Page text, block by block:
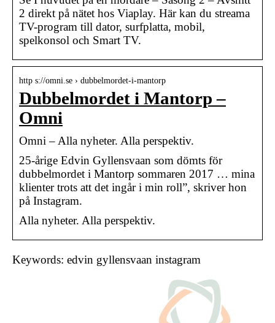
2 direkt på nätet hos Viaplay. Här kan du streama
TV-program till dator, surfplatta, mobil,
spelkonsol och Smart TV.
http s://omni.se › dubbelmordet-i-mantorp
Dubbelmordet i Mantorp –
Omni
Omni – Alla nyheter. Alla perspektiv.
25-årige Edvin Gyllensvaan som dömts för
dubbelmordet i Mantorp sommaren 2017 … mina
klienter trots att det ingår i min roll”, skriver hon
på Instagram.
Alla nyheter. Alla perspektiv.
Keywords: edvin gyllensvaan instagram